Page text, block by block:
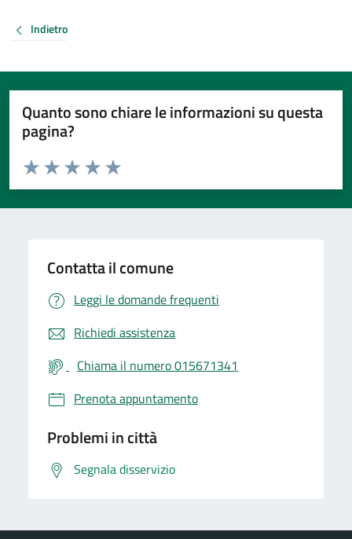
Indietro
Quanto sono chiare le informazioni su questa
pagina?
Valuta da 1 a 5 stelle la pagina
Valuta 5 stelle su 5
Valuta 4 stelle su 5
Valuta 3 stelle su 5
Valuta 2 stelle su 5
Valuta 1 stelle su 5
Contatta il comune
Leggi le domande frequenti
Richiedi assistenza
Chiama il numero 015671341
Prenota appuntamento
Problemi in città
Segnala disservizio